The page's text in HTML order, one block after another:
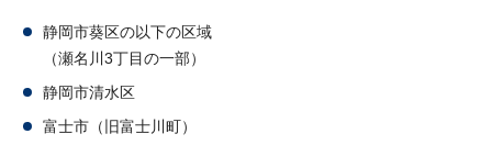
静岡市葵区の以下の区域
（瀬名川3丁目の一部）
静岡市清水区
富士市（旧富士川町）